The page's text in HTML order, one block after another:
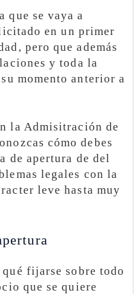
que se vaya a
en un primer
pero que además
y toda la
momento anterior a
la Admisitración de
cómo debes
de apertura de del
legales con la
leve hasta muy
fijarse sobre todo
que se quiere